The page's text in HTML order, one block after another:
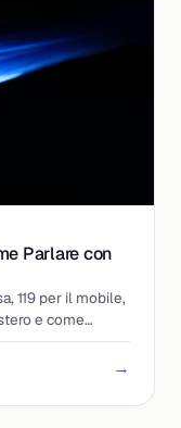
Parlare con
119 per il mobile,
e come
→